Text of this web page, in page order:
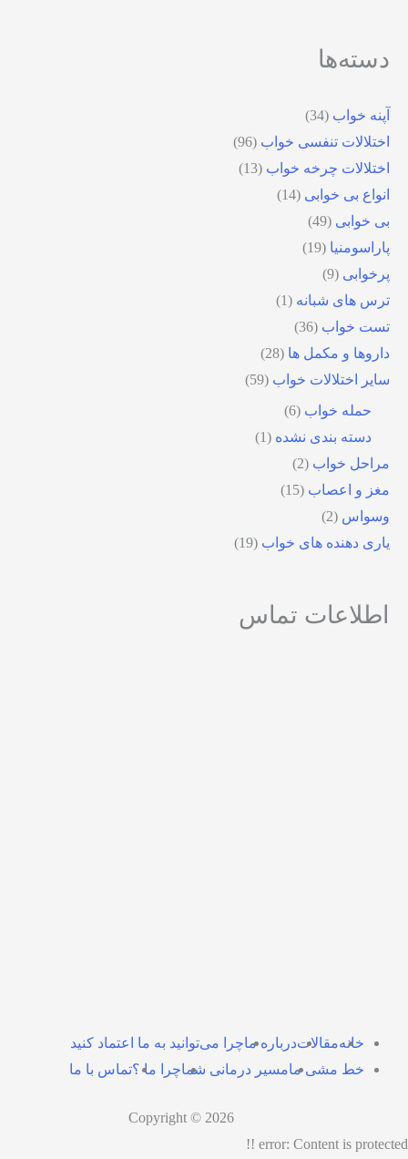
دسته‌ها
آپنه خواب (34)
اختلالات تنفسی خواب (96)
اختلالات چرخه خواب (13)
انواع بی خوابی (14)
بی خوابی (49)
پاراسومنیا (19)
پرخوابی (9)
ترس های شبانه (1)
تست خواب (36)
داروها و مکمل ها (28)
سایر اختلالات خواب (59)
حمله خواب (6)
دسته بندی نشده (1)
مراحل خواب (2)
مغز و اعصاب (15)
وسواس (2)
یاری دهنده های خواب (19)
اطلاعات تماس
خانهمقالاتدرباره ماچرا می‌توانید به ما اعتماد کنید
خط‌ مشی مامسیر درمانی شماچرا ما ؟تماس با ما
Copyright © 2026
error: Content is protected !!